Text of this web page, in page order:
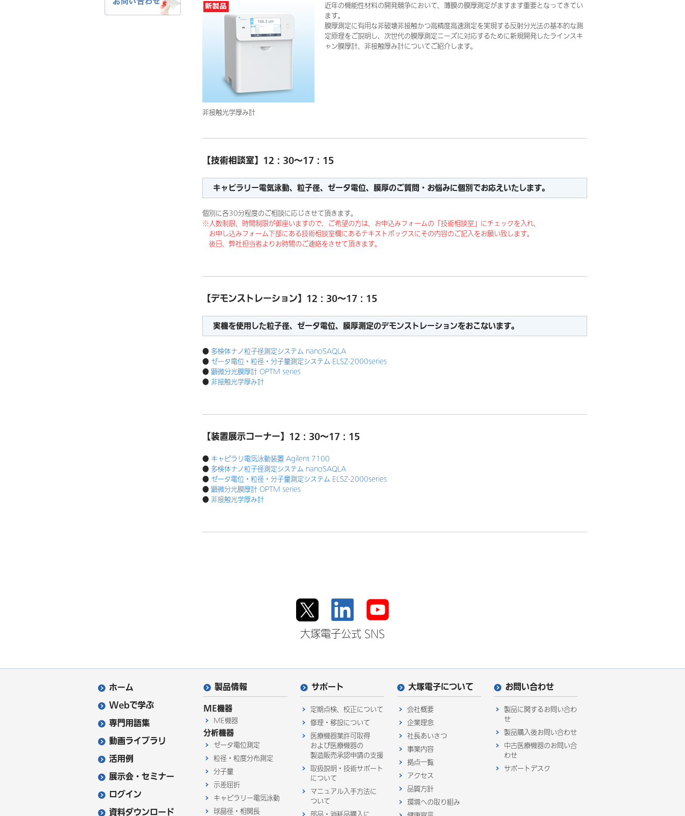
非接触光学厚み計
近年の機能性材料の開発競争において、薄膜の膜厚測定がますます重要となってきてい
ます。
膜厚測定に有用な非破壊非接触かつ高精度高速測定を実現する反射分光法の基本的な測
定原理をご説明し、次世代の膜厚測定ニーズに対応するために新規開発したラインスキ
ャン膜厚計、非接触厚み計についてご紹介します。
【技術相談室】12：30～17：15
キャピラリー電気泳動、粒子径、ゼータ電位、膜厚のご質問・お悩みに個別でお応えいたします。
個別に各30分程度のご相談に応じさせて頂きます。
※人数制限、時間制限が御座いますので、ご希望の方は、お申込みフォームの「技術相談室」にチェックを入れ、
お申し込みフォーム下部にある技術相談室欄にあるテキストボックスにその内容のご記入をお願い致します。
後日、弊社担当者よりお時間のご連絡をさせて頂きます。
【デモンストレーション】12：30～17：15
実機を使用した粒子径、ゼータ電位、膜厚測定のデモンストレーションをおこないます。
● 多検体ナノ粒子径測定システム nanoSAQLA
● ゼータ電位・粒径・分子量測定システム ELSZ-2000series
● 顕微分光膜厚計 OPTM series
● 非接触光学厚み計
【装置展示コーナー】12：30～17：15
● キャピラリ電気泳動装置 Agilent 7100
● 多検体ナノ粒子径測定システム nanoSAQLA
● ゼータ電位・粒径・分子量測定システム ELSZ-2000series
● 顕微分光膜厚計 OPTM series
● 非接触光学厚み計
大塚電子公式 SNS
ホーム
Webで学ぶ
専門用語集
動画ライブラリ
活用例
展示会・セミナー
ログイン
資料ダウンロード
製品情報
ME機器
ME機器
分析機器
ゼータ電位測定
粒径・粒度分布測定
分子量
示差屈折
キャピラリー電気泳動
球晶径・相関長
サポート
定期点検、校正について
修理・移設について
医療機器業許可取得
および医療機器の
製造販売承認申請の支援
取扱説明・技術サポート
について
マニュアル入手方法に
ついて
部品・消耗品購入に
大塚電子について
会社概要
企業理念
社長あいさつ
事業内容
拠点一覧
アクセス
品質方針
環境への取り組み
お問い合わせ
製品に関するお問い合わ
せ
製品購入後お問い合わせ
中古医療機器のお問い合
わせ
サポートデスク